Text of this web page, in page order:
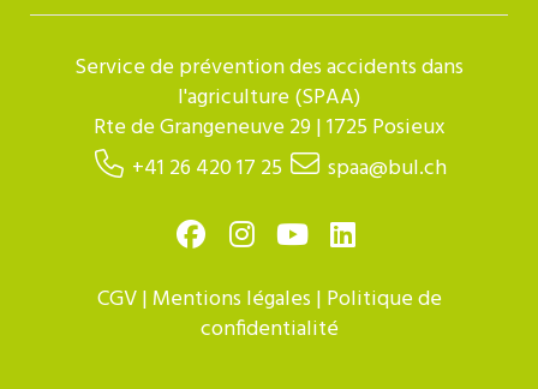
Service de prévention des accidents dans
l'agriculture (SPAA)
Rte de Grangeneuve 29 | 1725 Posieux
+41 26 420 17 25
spaa@bul.ch
CGV|Mentions légales | Politique de
confidentialité